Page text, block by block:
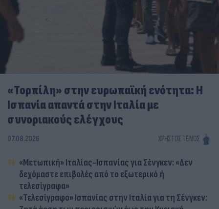
«Τορπίλη» στην ευρωπαϊκή ενότητα: Η
Ισπανία απαντά στην Ιταλία με
συνοριακούς ελέγχους
07.08.2026 ΧΡΉΣΤΟΣ ΤΈΛΙΟΣ
«Μετωπική» Ιταλίας-Ισπανίας για Σένγκεν: «Δεν
δεχόμαστε επιβολές από το εξωτερικό ή
τελεσίγραφα»
«Τελεσίγραφο» Ισπανίας στην Ιταλία για τη Σένγκεν: